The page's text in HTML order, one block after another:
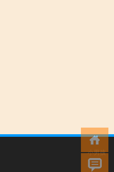
小男孩